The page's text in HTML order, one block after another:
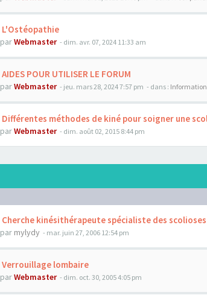
L'Ostéopathie
parWebmaster - dim. avr. 07, 2024 11:33 am
AIDES POUR UTILISER LE FORUM
parWebmaster - jeu. mars 28, 2024 7:57 pm - dans :
Différentes méthodes de kiné pour soigner une
parWebmaster - dim. août 02, 2015 8:44 pm
Cherche kinésithérapeute spécialiste des scolioses
par mylydy - mar. juin 27, 2006 12:54 pm
Verrouillage lombaire
parWebmaster - dim. oct. 30, 2005 4:05 pm